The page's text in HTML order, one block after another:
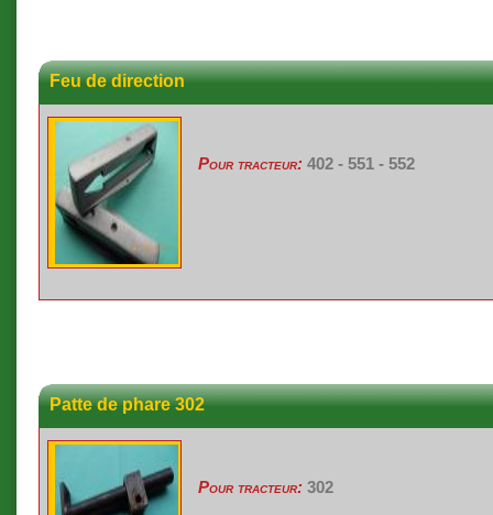
Feu de direction
Pour tracteur: 402 - 551 - 552
Patte de phare 302
Pour tracteur: 302